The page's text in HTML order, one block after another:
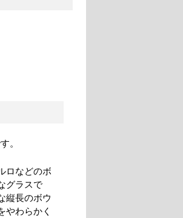
。
ロなどのボ
グラスで
縦長のボウ
やわらかく